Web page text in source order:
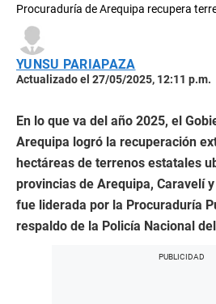
Procuraduría de Arequipa recupera
YUNSU PARIAPAZA
Actualizado el 27/05/2025, 12:11 p.m.
En lo que va del año 2025, el
Arequipa logró la recuperación
hectáreas de terrenos estatales
provincias de Arequipa, Caravelí
fue liderada por la Procuraduría
respaldo de la Policía Nacional